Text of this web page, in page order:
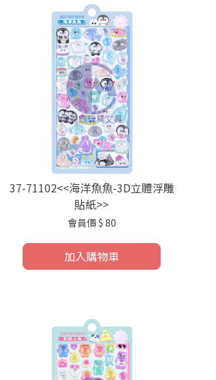
37-71102<<海洋魚魚-3D立體浮雕
貼紙>>
會員價 $ 80
加入購物車